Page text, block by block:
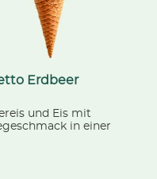
Erdbeer
und Eis mit
in einer
dekoriert mit
und weißen